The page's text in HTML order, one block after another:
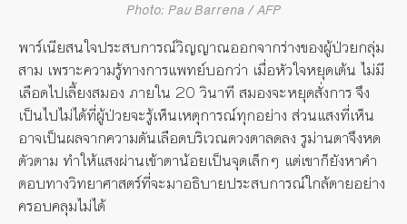
Photo: Pau Barrena / AFP
พาร์เนียสนใจประสบการณ์วิญญาณออกจากร่างของผู้ป่วยกลุ่ม
สาม เพราะความรู้ทางการแพทย์บอกว่า เมื่อหัวใจหยุดเต้น ไม่มี
เลือดไปเลี้ยงสมอง ภายใน 20 วินาที สมองจะหยุดสั่งการ จึง
เป็นไปไม่ได้ที่ผู้ป่วยจะรู้เห็นเหตุการณ์ทุกอย่าง ส่วนแสงที่เห็น
อาจเป็นผลจากความดันเลือดบริเวณดวงตาลดลง รูม่านตาจึงหด
ตัวตาม ทำให้แสงผ่านเข้าตาน้อยเป็นจุดเล็กๆ แต่เขาก็ยังหาคำ
ตอบทางวิทยาศาสตร์ที่จะมาอธิบายประสบการณ์ใกล้ตายอย่าง
ครอบคลุมไม่ได้